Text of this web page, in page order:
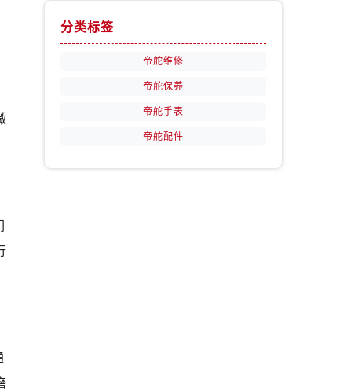
分类标签
帝舵维修
帝舵保养
帝舵手表
帝舵配件